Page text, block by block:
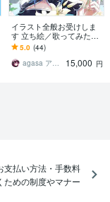
イラスト全般お受けしま
す 立ち絵／歌ってみたイ
ラスト／一枚絵など
5.0 (44)
agasa アガサ
15,000 円
支払い方法・手数料
ための制度やマナー